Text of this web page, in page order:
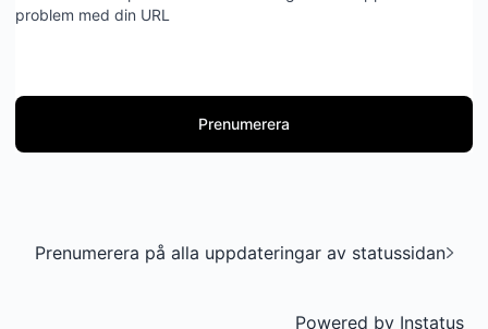
problem med din URL
Prenumerera
Prenumerera på alla uppdateringar av statussidan
Powered by Instatus